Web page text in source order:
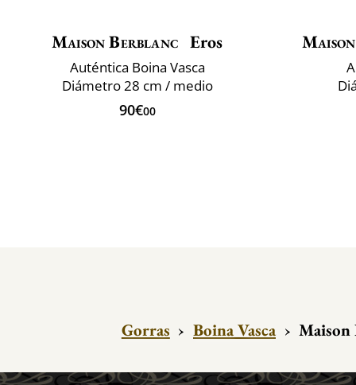
Maison Berblanc Eros
Auténtica Boina Vasca
Diámetro 28 cm / medio
90€00
Gorras › Boina Vasca › Maison